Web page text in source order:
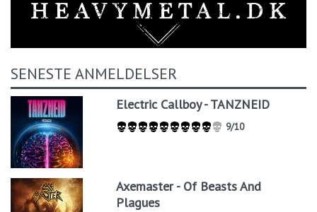
SENESTE ANMELDELSER
Electric Callboy - TANZNEID
9/10
Axemaster - Of Beasts And
Plagues